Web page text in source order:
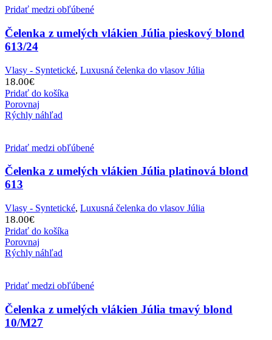
Pridať medzi obľúbené
Čelenka z umelých vlákien Júlia pieskový blond
613/24
Vlasy - Syntetické, Luxusná čelenka do vlasov Júlia
18.00€
Pridať do košíka
Porovnaj
Rýchly náhľad
Pridať medzi obľúbené
Čelenka z umelých vlákien Júlia platinová blond
613
Vlasy - Syntetické, Luxusná čelenka do vlasov Júlia
18.00€
Pridať do košíka
Porovnaj
Rýchly náhľad
Pridať medzi obľúbené
Čelenka z umelých vlákien Júlia tmavý blond
10/M27